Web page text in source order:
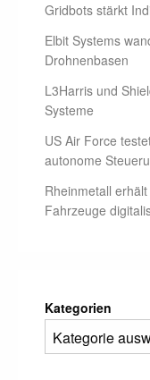
Gridbots stärkt
Elbit Systems
Drohnenbasen
L3Harris und
Systeme
US Air Force
autonome
Rheinmetall
Fahrzeuge
Kategorien